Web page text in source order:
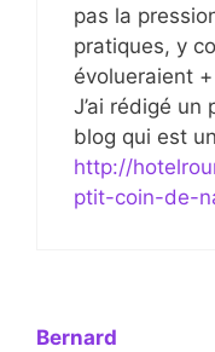
pas la
pratiques, y
évolueraient
J’ai rédigé un
blog qui est
http://
ptit-coin-de-
Bernard